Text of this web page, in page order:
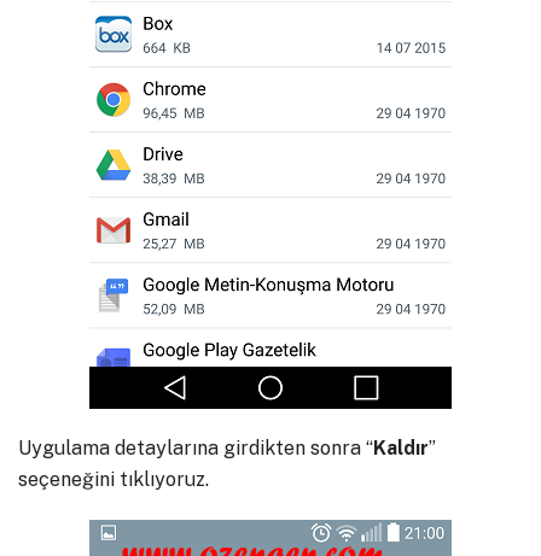
Uygulama detaylarına girdikten sonra “Kaldır”
seçeneğini tıklıyoruz.